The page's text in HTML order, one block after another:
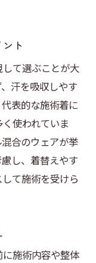
ト
て選ぶことが大
汗を吸収しやす
表的な施術着に
使われていま
合のウェアが挙
し、着替えやす
て施術を受けら
施術内容や整体